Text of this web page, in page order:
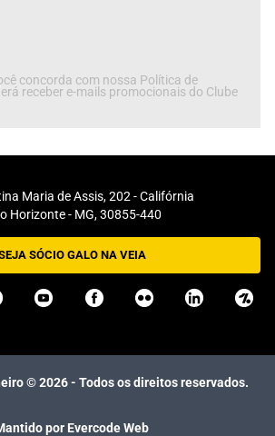
concorda com nossa Política de
receber e-mails promocionais do Clube
Maria de Assis, 202 - Califórnia
Horizonte - MG, 30855-440
SÓCIO GALO NA VEIA
©2026- Todos os direitos reservados.
por Evercode Web